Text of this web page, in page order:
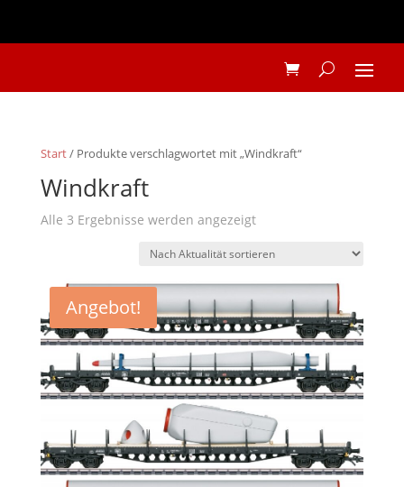
Start/ Produkte verschlagwortet mit „Windkraft“
Windkraft
Alle 3 Ergebnisse werden angezeigtNach
sortiert
Angebot!